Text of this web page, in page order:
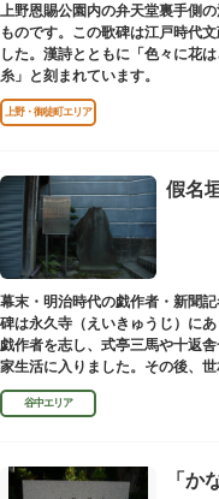
上野恩賜公園内の弁天堂裏手側
ものです。この歌碑は江戸時代
した。漢詩とともに「色々に花
糸」と刻まれています。
上野・御徒町エリア
假名
幕末・明治時代の戯作者・新聞
碑は永久寺（えいきゅうじ）に
戯作者を志し、式亭三馬や十返
家生活に入りました。その後、
花形作家となりました。墓石に
ます。谷中エリア
「か